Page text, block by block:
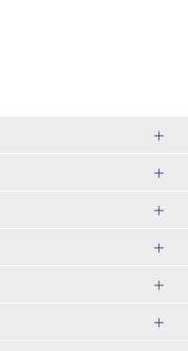
ユニバーサル・スタジオ・ジャパ